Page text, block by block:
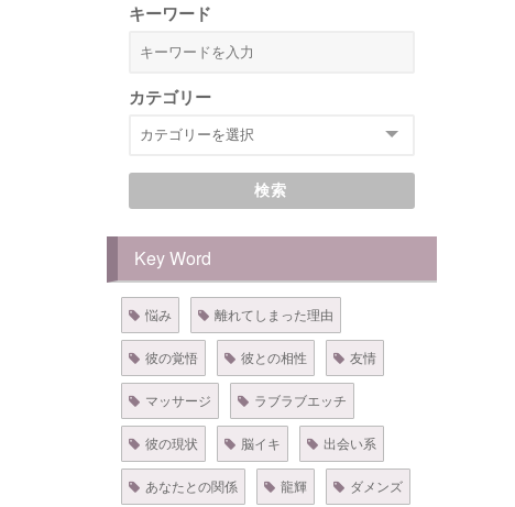
キーワード
カテゴリー
検索
Key Word
悩み 離れてしまった理由
彼の覚悟 彼との相性 友情
マッサージ ラブラブエッチ
彼の現状 脳イキ 出会い系
あなたとの関係 龍輝 ダメンズ